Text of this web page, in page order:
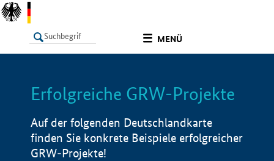
MENÜ
LISTE Info
Erfolgreiche GRW-Projekte
Auf der folgenden Deutschlandkarte
finden Sie konkrete Beispiele erfolgreicher
GRW-Projekte!